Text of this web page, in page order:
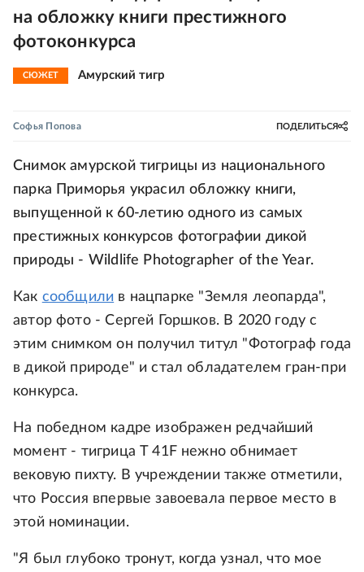
на обложку книги престижного
фотоконкурса
СЮЖЕТ Амурский тигр
Софья Попова ПОДЕЛИТЬСЯ
Снимок амурской тигрицы из национального
парка Приморья украсил обложку книги,
выпущенной к 60-летию одного из самых
престижных конкурсов фотографии дикой
природы - Wildlife Photographer of the Year.
Как сообщили в нацпарке "Земля леопарда",
автор фото - Сергей Горшков. В 2020 году с
этим снимком он получил титул "Фотограф года
в дикой природе" и стал обладателем гран-при
конкурса.
На победном кадре изображен редчайший
момент - тигрица T 41F нежно обнимает
вековую пихту. В учреждении также отметили,
что Россия впервые завоевала первое место в
этой номинации.
"Я был глубоко тронут, когда узнал, что мое